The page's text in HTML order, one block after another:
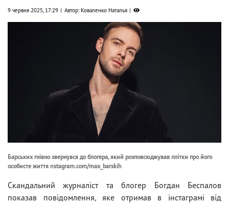
9 червня 2025, 17:29 Автор: Коваленко Наталья
Барських гнівно звернувся до блогера, який розповсюджував плітки про його
особисте життя nstagram.com/max_barskih
Скандальний журналіст та блогер Богдан Беспалов
показав повідомлення, яке отримав в інстаграмі від